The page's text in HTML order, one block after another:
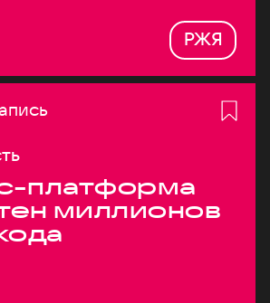
РЖЯ
платформа
миллионов